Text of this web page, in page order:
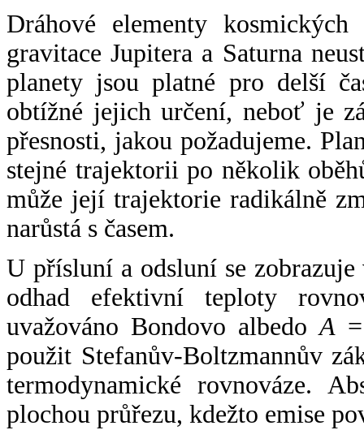
Dráhové elementy
gravitace Jupitera a Saturna
planety jsou platné pro delší
obtížné jejich určení, neboť je
přesnosti, jakou požadujeme.
stejné trajektorii po několik
může její trajektorie radikálně
narůstá s časem.
U přísluní a odsluní se
odhad efektivní teploty
uvažováno Bondovo albedoA
použit Stefanův-Boltzmannův
termodynamické rovnováze.
plochou průřezu, kdežto emise